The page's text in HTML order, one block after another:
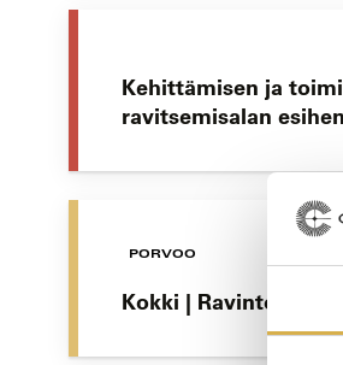
Kehittämisen ja
ravitsemisalan
PORVOO
Kokki | Ravintola- ja